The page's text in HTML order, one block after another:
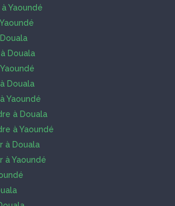
Yaoundé
Douala
Douala
Yaoundé
à Douala
à Yaoundé
à Douala
à Yaoundé